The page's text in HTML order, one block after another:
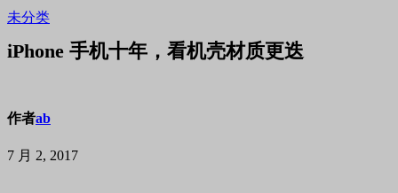
未分类
iPhone 手机十年，看机壳材质更迭
作者ab
7 月 2, 2017